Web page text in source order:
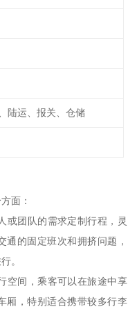
陆运、报关、仓储
面：
或团队的需求定制行程，灵
通的固定班次和拥挤问题，
。
空间，乘客可以在旅途中享
厢，特别适合携带较多行李